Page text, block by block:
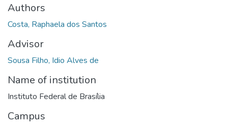
Authors
Costa, Raphaela dos Santos
Advisor
Sousa Filho, Idio Alves de
Name of institution
Instituto Federal de Brasília
Campus